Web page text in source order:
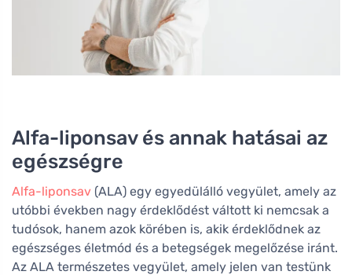
Alfa-liponsav és annak hatásai az
egészségre
Alfa-liponsav (ALA) egy egyedülálló vegyület, amely az
utóbbi években nagy érdeklődést váltott ki nemcsak a
tudósok, hanem azok körében is, akik érdeklődnek az
egészséges életmód és a betegségek megelőzése iránt.
Az ALA természetes vegyület, amely jelen van testünk